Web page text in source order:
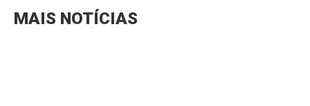
MAIS NOTÍCIAS